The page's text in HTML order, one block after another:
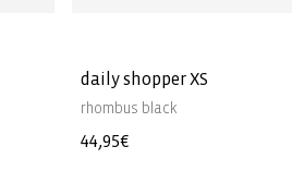
daily shopper XS
rhombus black
Prezzo
44,95€